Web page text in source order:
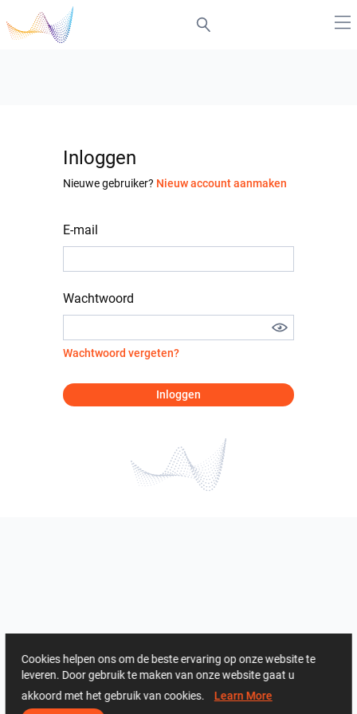
Inloggen
Nieuwe gebruiker? Nieuw account aanmaken
E-mail
Wachtwoord
Wachtwoord vergeten?
Inloggen
Cookies helpen ons om de beste ervaring op onze website te
leveren. Door gebruik te maken van onze website gaat u
akkoord met het gebruik van cookies. Learn More